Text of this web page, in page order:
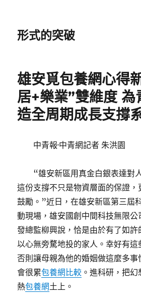
形式的突破
雄安覓包養網心得
居+樂業”雙維度 為
造全周期成長支撐
中青報·中青網記者 朱洪園
“雄安新區用真金白銀表達對
這份支撐不只是物資層面的保證，
鼓勵。”近日，在雄安新區第三屆
動現場，雄安國創中間科技無限
發總監柳興說，恰是由於有了如
以心無旁騖地投的家人。幸好有這
否則讓母親為他的婚姻做這麼多事
會很累包養網比較 。進科研，把
熱包養網土上。